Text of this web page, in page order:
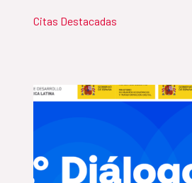
Citas Destacadas